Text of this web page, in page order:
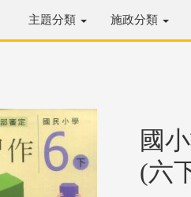
主題分類 施政分類
國
(六